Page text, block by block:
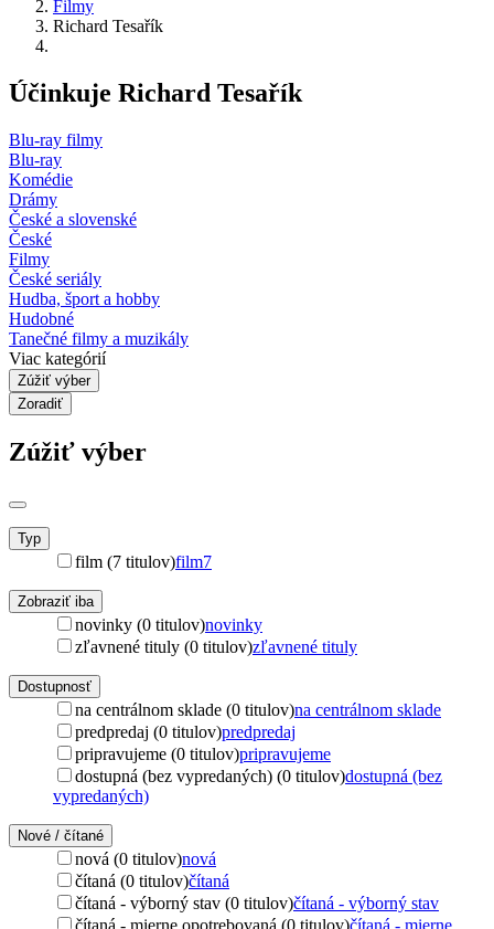
Filmy
Richard Tesařík
Účinkuje Richard Tesařík
Blu-ray filmy
Blu-ray
Komédie
Drámy
České a slovenské
České
Filmy
České seriály
Hudba, šport a hobby
Hudobné
Tanečné filmy a muzikály
Viac kategórií
Zúžiť výber
Zoradiť
Zúžiť výber
Typ
film (7 titulov)film7
Zobraziť iba
novinky (0 titulov)novinky
zľavnené tituly (0 titulov)zľavnené tituly
Dostupnosť
na centrálnom sklade (0 titulov)na centrálnom sklade
predpredaj (0 titulov)predpredaj
pripravujeme (0 titulov)pripravujeme
dostupná (bez vypredaných) (0 titulov)dostupná (bez
vypredaných)
Nové / čítané
nová (0 titulov)nová
čítaná (0 titulov)čítaná
čítaná - výborný stav (0 titulov)čítaná - výborný stav
čítaná - mierne opotrebovaná (0 titulov)čítaná - mierne